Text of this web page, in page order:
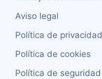
Aviso legal
Política de privacidad
Política de cookies
Política de seguridad